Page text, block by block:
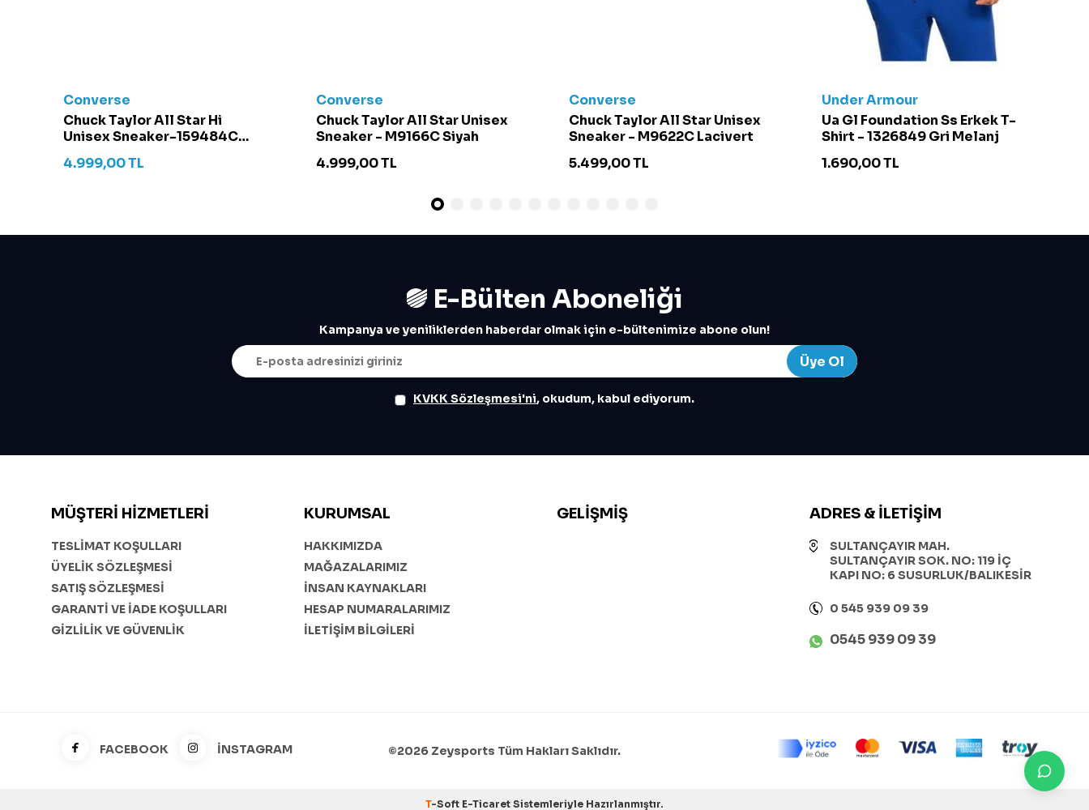
Converse
Chuck Taylor All Star Hi
Unisex Sneaker-159484C
Krem
4.999,00TL
Converse
Chuck Taylor All Star Unisex
Sneaker - M9166C Siyah
4.999,00TL
Converse
Chuck Taylor All Star Unisex
Sneaker - M9622C Lacivert
5.499,00TL
Under Armour
Ua Gl Foundation Ss Erkek T-
Shirt - 1326849 Gri Melanj
1.690,00TL
E-Bülten Aboneliği
Kampanya ve yeniliklerden haberdar olmak için e-bültenimize abone olun!
Üye Ol
KVKK Sözleşmesi'ni, okudum, kabul ediyorum.
MÜŞTERI HIZMETLERI
TESLİMAT KOŞULLARI
ÜYELİK SÖZLEŞMESİ
SATIŞ SÖZLEŞMESİ
GARANTİ VE İADE KOŞULLARI
GİZLİLİK VE GÜVENLİK
KURUMSAL
HAKKIMIZDA
MAĞAZALARIMIZ
İNSAN KAYNAKLARI
HESAP NUMARALARIMIZ
İLETİŞİM BİLGİLERİ
GELIŞMIŞ ADRES & İLETIŞIM
SULTANÇAYIR MAH.
SULTANÇAYIR SOK. NO: 119 İÇ
KAPI NO: 6 SUSURLUK/BALIKESİR
0 545 939 09 39
0545 939 09 39
FACEBOOK İNSTAGRAM ©2026 Zeysports Tüm Hakları Saklıdır.
T-Soft E-Ticaret Sistemleriyle Hazırlanmıştır.